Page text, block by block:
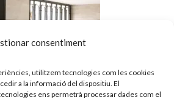
consentiment
utilitzem tecnologies com les cookies
a la informació del dispositiu. El
ens permetrà processar dades com el